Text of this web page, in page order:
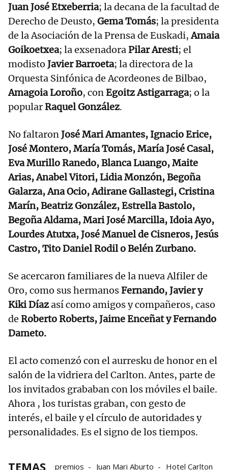
Juan José Etxeberria; la decana de la facultad de
Derecho de Deusto, Gema Tomás; la presidenta
de la Asociación de la Prensa de Euskadi,Amaia
Goikoetxea; la exsenadoraPilar Aresti; el
modisto Javier Barroeta; la directora de la
Orquesta Sinfónica de Acordeones de Bilbao,
Amagoia Loroño, conEgoitz Astigarraga; o la
popularRaquel González.
No faltaronJosé Mari Amantes, Ignacio Erice,
José Montero, María Tomás, María José Casal,
Eva Murillo Ranedo, Blanca Luango, Maite
Arias, Anabel Vitori, Lidia Monzón, Begoña
Galarza, Ana Ocio, Adirane Gallastegi, Cristina
Marín, Beatriz González, Estrella Bastolo,
Begoña Aldama, Mari José Marcilla, Idoia Ayo,
Lourdes Atutxa, José Manuel de Cisneros, Jesús
Castro, Tito Daniel Rodil o Belén Zurbano.
Se acercaron familiares de la nueva Alfiler de
Oro, como sus hermanosFernando, Javier y
Kiki Díazasí como amigos y compañeros, caso
de Roberto Roberts, Jaime Enceñat y Fernando
Dameto.
El acto comenzó con el aurresku de honor en el
salón de la vidriera del Carlton. Antes, parte de
los invitados grababan con los móviles el baile.
Ahora , los turistas graban, con gesto de
interés, el baile y el círculo de autoridades y
personalidades. Es el signo de los tiempos.
TEMAS premios Juan Mari Aburto Hotel Carlton